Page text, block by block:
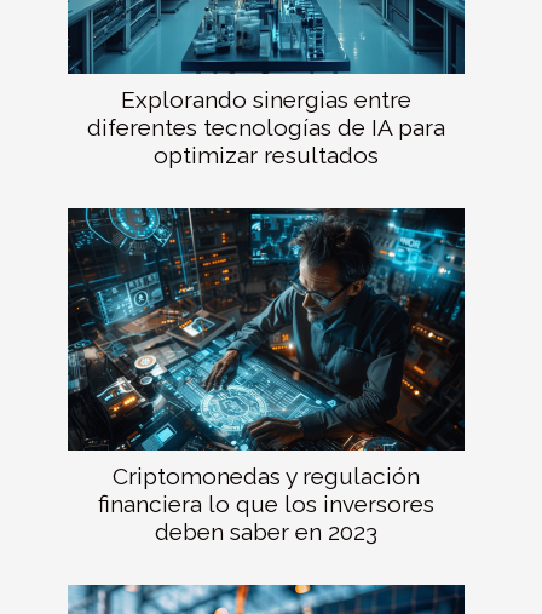
Explorando sinergias entre
diferentes tecnologías de IA para
optimizar resultados
Criptomonedas y regulación
financiera lo que los inversores
deben saber en 2023